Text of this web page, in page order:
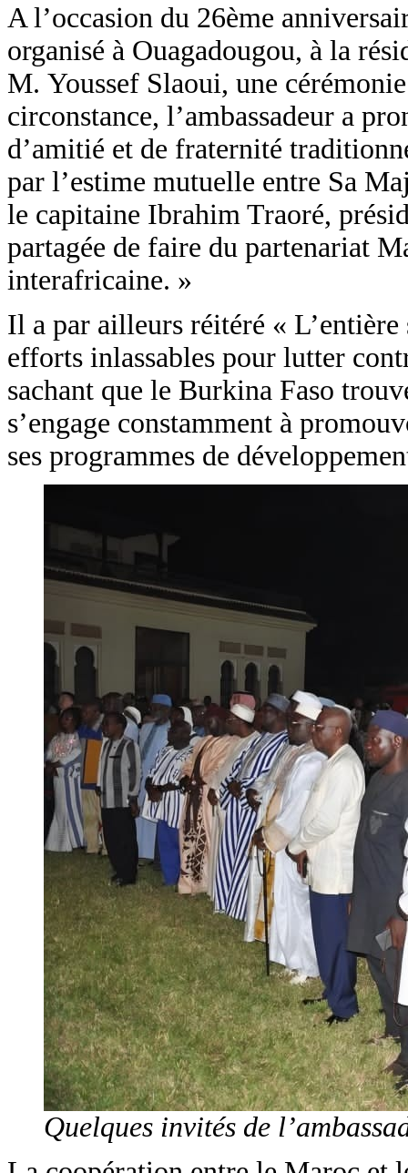
A l’occasion du 26ème
organisé à Ouagadougou, à la
M. Youssef Slaoui, une
circonstance, l’ambassadeur a
d’amitié et de fraternité
par l’estime mutuelle entre Sa
le capitaine Ibrahim Traoré,
partagée de faire du partenariat
interafricaine. »
Il a par ailleurs réitéré «
efforts inlassables pour lutter
sachant que le Burkina Faso
s’engage constamment à
ses programmes de
Quelques invités de